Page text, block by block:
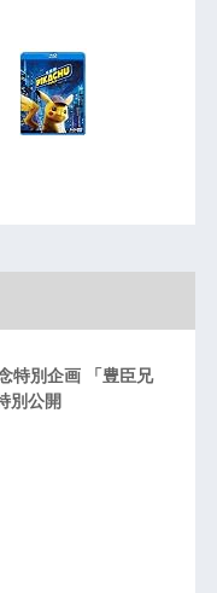
特別企画 「豊臣兄
別公開